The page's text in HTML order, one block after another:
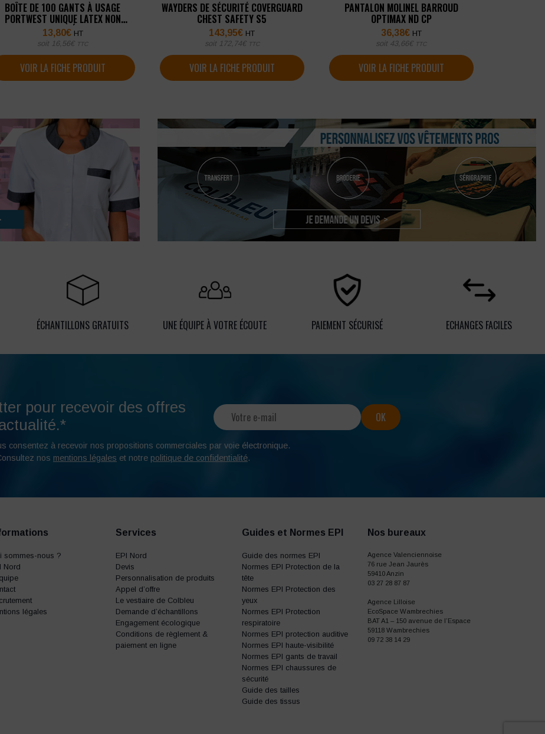
BOÎTE DE 100 GANTS À USAGE
PORTWEST UNIQUE LATEX NON
POUDRÉS
13,80€ HT
soit 16,56€ TTC
VOIR LA FICHE PRODUIT
WAYDERS DE SÉCURITÉ COVERGUARD
CHEST SAFETY S5
143,95€ HT
soit 172,74€ TTC
VOIR LA FICHE PRODUIT
PANTALON MOLINEL BARROUD
OPTIMAX ND CP
36,38€ HT
soit 43,66€ TTC
VOIR LA FICHE PRODUIT
ÉCHANTILLONS GRATUITS UNE ÉQUIPE À VOTRE ÉCOUTE PAIEMENT SÉCURISÉ ECHANGES FACILES
pour recevoir des offres
consentez à recevoir nos propositions commerciales par voie électronique.
nos mentions légales et notre politique de confidentialité.
sommes-nous ?
Nord
légales
Services
EPI Nord
Devis
Personnalisation de produits
Appel d’offre
Le vestiaire de Colbleu
Demande d’échantillons
Engagement écologique
Conditions de règlement &
paiement en ligne
Guides et Normes EPI
Guide des normes EPI
Normes EPI Protection de la
tête
Normes EPI Protection des
yeux
Normes EPI Protection
respiratoire
Normes EPI protection auditive
Normes EPI haute-visibilité
Normes EPI gants de travail
Normes EPI chaussures de
sécurité
Guide des tailles
Guide des tissus
Nos bureaux
Agence Valenciennoise
76 rue Jean Jaurès
59410 Anzin
03 27 28 87 87
Agence Lilloise
EcoSpace Wambrechies
BAT A1 – 150 avenue de l’Espace
59118 Wambrechies
09 72 38 14 29